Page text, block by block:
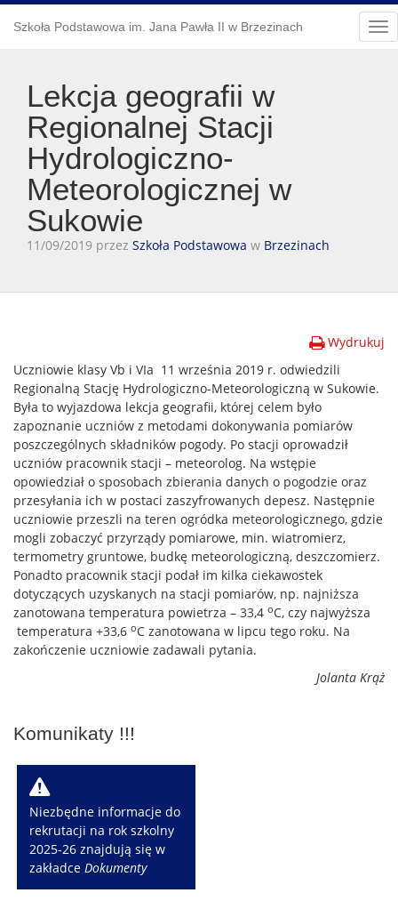
Szkoła Podstawowa im. Jana Pawła II w Brzezinach
Lekcja geografii w
Regionalnej Stacji
Hydrologiczno-
Meteorologicznej w
Sukowie
11/09/2019 przez Szkoła Podstawowa w Brzezinach
Wydrukuj
Uczniowie klasy Vb i VIa 11 września 2019 r. odwiedzili
Regionalną Stację Hydrologiczno-Meteorologiczną w Sukowie.
Była to wyjazdowa lekcja geografii, której celem było
zapoznanie uczniów z metodami dokonywania pomiarów
poszczególnych składników pogody. Po stacji oprowadził
uczniów pracownik stacji – meteorolog. Na wstępie
opowiedział o sposobach zbierania danych o pogodzie oraz
przesyłania ich w postaci zaszyfrowanych depesz. Następnie
uczniowie przeszli na teren ogródka meteorologicznego, gdzie
mogli zobaczyć przyrządy pomiarowe, min. wiatromierz,
termometry gruntowe, budkę meteorologiczną, deszczomierz.
Ponadto pracownik stacji podał im kilka ciekawostek
dotyczących uzyskanych na stacji pomiarów, np. najniższa
zanotowana temperatura powietrza – 33,4 oC, czy najwyższa
temperatura +33,6 oC zanotowana w lipcu tego roku. Na
zakończenie uczniowie zadawali pytania.
Jolanta Krąż
Komunikaty !!!
W
Niezbędne informacje do
rekrutacji na rok szkolny
2025-26 znajdują się w
zakładceDokumenty